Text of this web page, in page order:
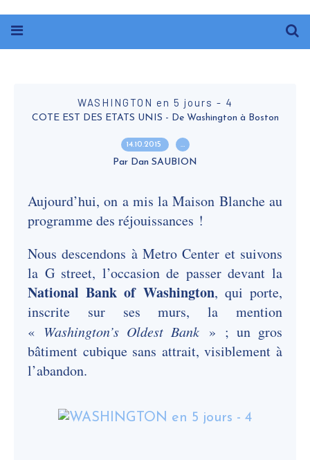
WASHINGTON en 5 jours - 4
COTE EST DES ETATS UNIS - De Washington à Boston
14.10.2015 …
Par Dan SAUBION
Aujourd’hui, on a mis la Maison Blanche au
programme des réjouissances !
Nous descendons à Metro Center et suivons
la G street, l’occasion de passer devant la
National Bank of Washington, qui porte,
inscrite sur ses murs, la mention
« Washington’s Oldest Bank » ; un gros
bâtiment cubique sans attrait, visiblement à
l’abandon.